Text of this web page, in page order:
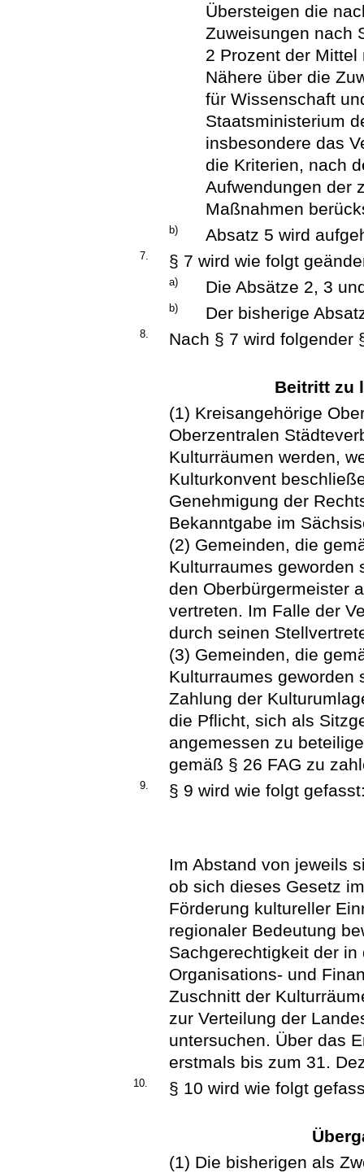
Übersteigen die
Zuweisungen nach
2 Prozent der
Nähere über die
für Wissenschaft
Staatsministerium
insbesondere das
die Kriterien, nach
Aufwendungen der
Maßnahmen
b) Absatz 5 wird
7. § 7 wird wie folgt
a) Die Absätze 2, 3
b) Der bisherige
8. Nach § 7 wird folgender
Beitritt zu
(1) Kreisangehörige
Oberzentralen
Kulturräumen werden,
Kulturkonvent
Genehmigung der
Bekanntgabe im
(2) Gemeinden, die
Kulturraumes geworden
den Oberbürgermeister
vertreten. Im Falle der
durch seinen
(3) Gemeinden, die
Kulturraumes geworden
Zahlung der
die Pflicht, sich als
angemessen zu
gemäß § 26 FAG zu
9. § 9 wird wie folgt
Im Abstand von jeweils
ob sich dieses Gesetz
Förderung kultureller
regionaler Bedeutung
Sachgerechtigkeit der
Organisations- und
Zuschnitt der
zur Verteilung der
untersuchen. Über das
erstmals bis zum 31.
10. § 10 wird wie folgt
(1) Die bisherigen als